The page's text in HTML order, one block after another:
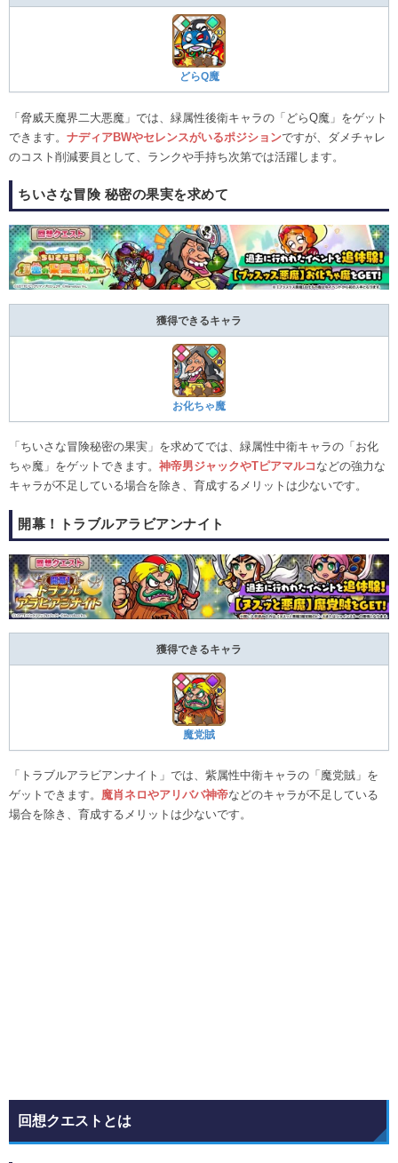
どらQ魔
「脅威天魔界二大悪魔」では、緑属性後衛キャラの「どらQ魔」をゲット
できます。 ナディアBWやセレンスがいるポジションですが、ダメチャレ
のコスト削減要員として、ランクや手持ち次第では活躍します。
ちいさな冒険 秘密の果実を求めて
獲得できるキャラ
お化ちゃ魔
「ちいさな冒険秘密の果実」を求めてでは、緑属性中衛キャラの「お化
ちゃ魔」をゲットできます。 神帝男ジャックやTピアマルコ などの強力な
キャラが不足している場合を除き、育成するメリットは少ないです。
開幕！トラブルアラビアンナイト
獲得できるキャラ
魔党賊
「トラブルアラビアンナイト」では、紫属性中衛キャラの「魔党賊」を
ゲットできます。 魔肖ネロやアリババ神帝などのキャラが不足している
場合を除き、育成するメリットは少ないです。
回想クエストとは